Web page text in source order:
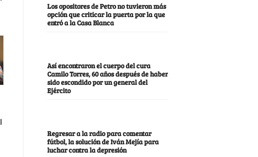
Los opositores de Petro no tuvieron más
opción que criticar la puerta por la que
entró a la Casa Blanca
Así encontraron el cuerpo del cura
Camilo Torres, 60 años después de haber
sido escondido por un general del
Ejército
Regresar a la radio para comentar
fútbol, la solución de Iván Mejía para
luchar contra la depresión